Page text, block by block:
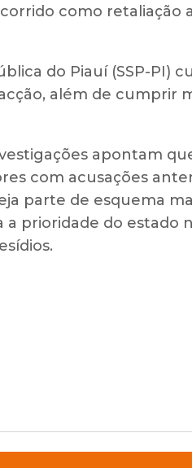
como retaliação
do Piauí (SSP-PI)
além de cumprir
apontam
com acusações
parte de esquema
a prioridade do estado